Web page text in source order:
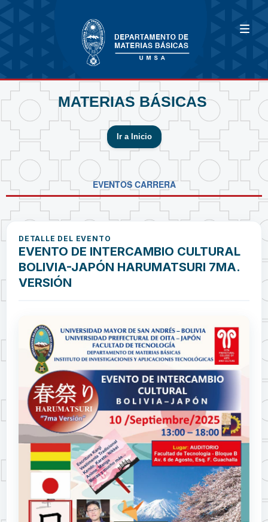
MATERIAS BÁSICAS
Ir a Inicio
EVENTOS CARRERA
DETALLE DEL EVENTO
EVENTO DE INTERCAMBIO CULTURAL
BOLIVIA-JAPÓN HARUMATSURI 7MA.
VERSIÓN